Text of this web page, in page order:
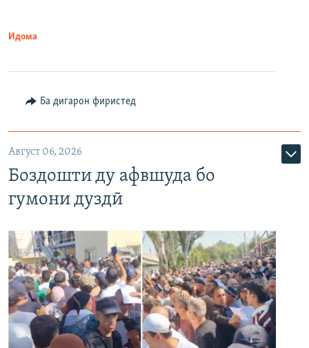
Идома
Ба дигарон фиристед
Август 06, 2026
Боздошти ду афвшуда бо
гумони дуздӣ